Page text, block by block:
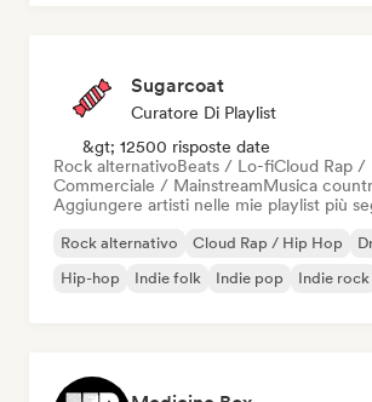
Sugarcoat
Curatore Di Playlist
&gt; 12500 risposte date
Rock alternativoBeats / Lo-fiCloud Rap /
Commerciale / MainstreamMusica
Aggiungere artisti nelle mie playlist più
Rock alternativo Cloud Rap / Hip Hop
Hip-hop
Indie folk Indie pop Indie rock